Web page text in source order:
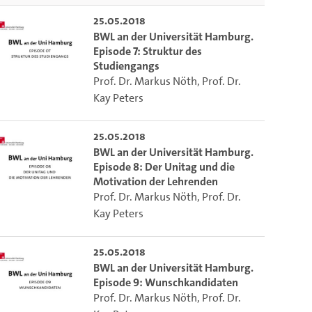
the current time.
excerpt of the video.
of this video that you selected using the start and end points defined
25.05.2018
BWL an der Universität Hamburg.
Episode 7: Struktur des
Studiengangs
Prof. Dr. Markus Nöth, Prof. Dr.
Kay Peters
25.05.2018
BWL an der Universität Hamburg.
Episode 8: Der Unitag und die
Motivation der Lehrenden
Prof. Dr. Markus Nöth, Prof. Dr.
Kay Peters
25.05.2018
BWL an der Universität Hamburg.
Episode 9: Wunschkandidaten
Prof. Dr. Markus Nöth, Prof. Dr.